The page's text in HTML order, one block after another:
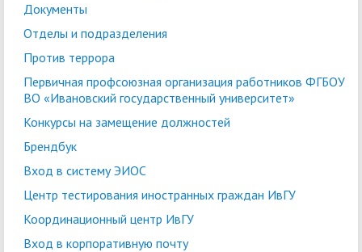
Документы
Отделы и подразделения
Против террора
Первичная профсоюзная организация работников ФГБОУ
ВО «Ивановский государственный университет»
Конкурсы на замещение должностей
Брендбук
Вход в систему ЭИОС
Центр тестирования иностранных граждан ИвГУ
Координационный центр ИвГУ
Вход в корпоративную почту